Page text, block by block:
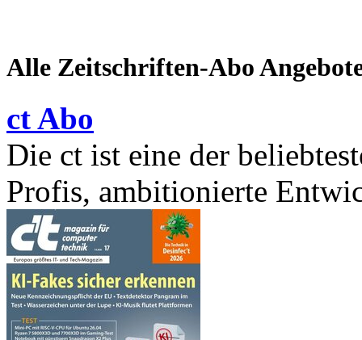
Alle Zeitschriften-Abo
ct Abo
Die ct ist eine der
Profis, ambitionierte